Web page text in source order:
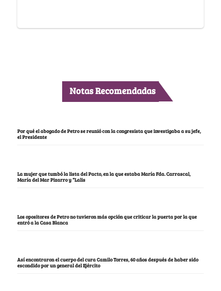
Notas Recomendadas
Por qué el abogado de Petro se reunió con la congresista que investigaba a su jefe,
el Presidente
La mujer que tumbó la lista del Pacto, en la que estaba María Fda. Carrascal,
María del Mar Pizarro y “Lalis
Los opositores de Petro no tuvieron más opción que criticar la puerta por la que
entró a la Casa Blanca
Así encontraron el cuerpo del cura Camilo Torres, 60 años después de haber sido
escondido por un general del Ejército